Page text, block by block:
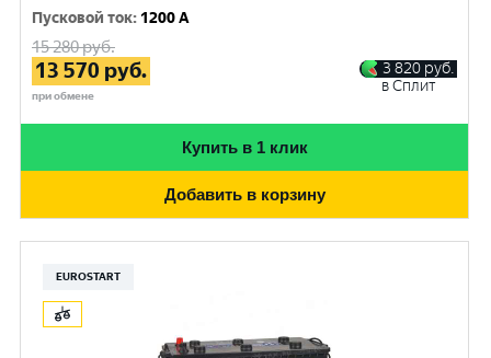
Пусковой ток: 1200 A
15 280руб.
13 570 руб.
при обмене
3 820 руб.
в Сплит
Купить в 1 клик
Добавить в корзину
EUROSTART